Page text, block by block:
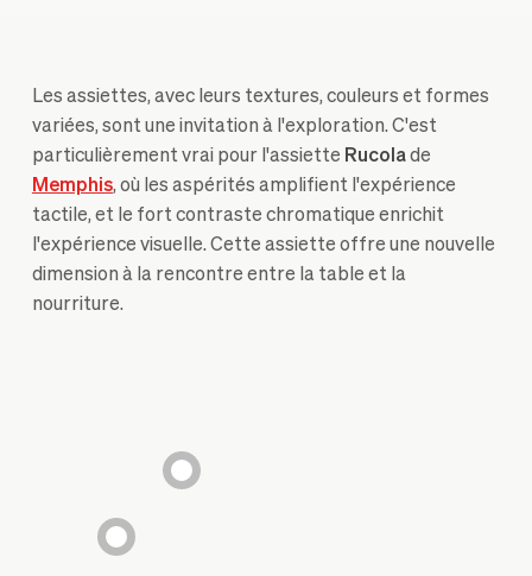
Les assiettes, avec leurs textures, couleurs et formes
variées, sont une invitation à l'exploration. C'est
particulièrement vrai pour l'assiette Rucolade
Memphis, où les aspérités amplifient l'expérience
tactile, et le fort contraste chromatique enrichit
l'expérience visuelle. Cette assiette offre une nouvelle
dimension à la rencontre entre la table et la
nourriture.